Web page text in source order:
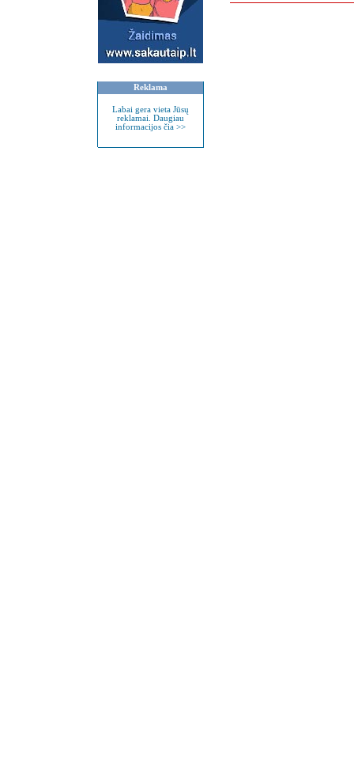
Reklama
Labai gera vieta Jūsų
reklamai. Daugiau
informacijos čia >>